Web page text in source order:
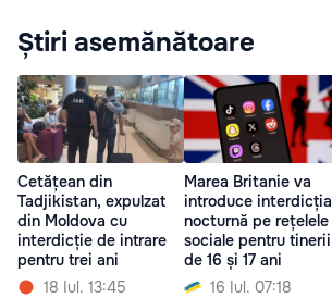
Știri asemănătoare
Cetățean din
Tadjikistan, expulzat
din Moldova cu
interdicție de intrare
pentru trei ani
18 Iul. 13:45
Marea Britanie va
introduce interdicția
nocturnă pe rețelele
sociale pentru tinerii
de 16 și 17 ani
16 Iul. 07:18